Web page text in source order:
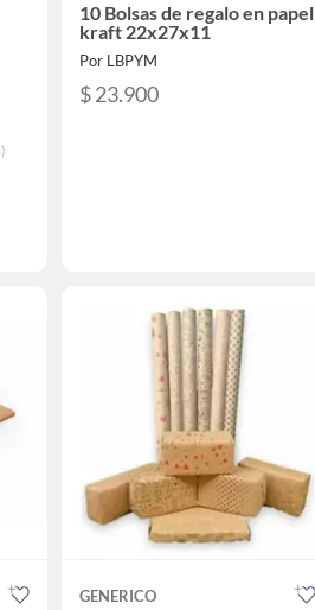
10 Bolsas de regalo en papel
kraft 22x27x11
Por LBPYM
$ 23.900
GENERICO